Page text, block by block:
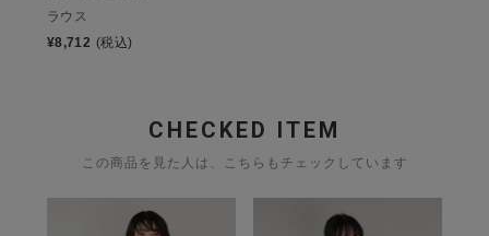
ラウス
¥8,712 (税込)
CHECKED ITEM
この商品を見た人は、こちらもチェックしています